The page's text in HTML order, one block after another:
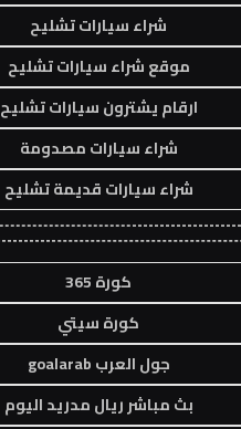
شراء سيارات تشليح
موقع شراء سيارات تشليح
ارقام يشترون سيارات تشليح
شراء سيارات مصدومة
شراء سيارات قديمة تشليح
كورة 365
كورة سيتي
جول العرب goalarab
بث مباشر ريال مدريد اليوم